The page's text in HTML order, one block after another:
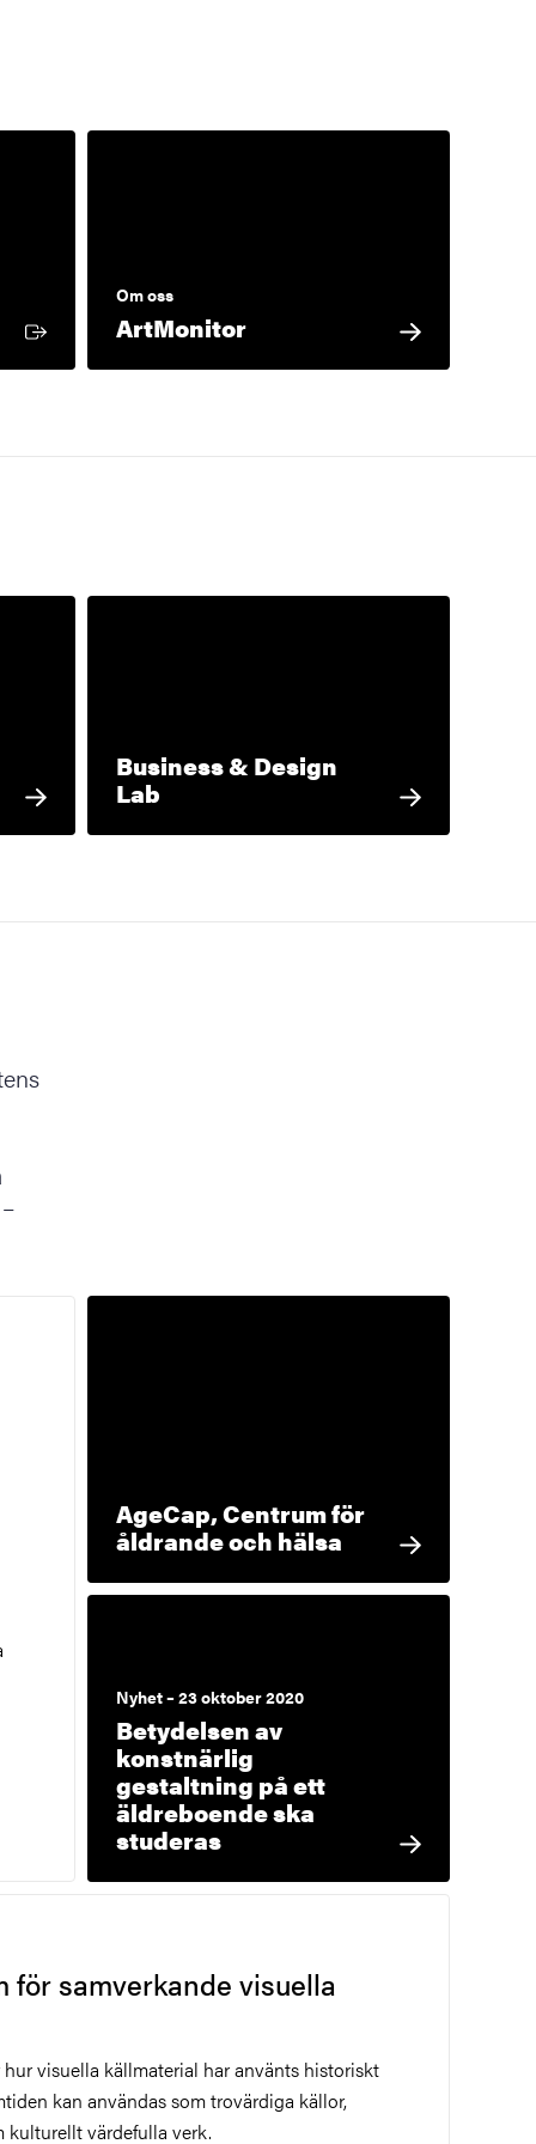
Om oss
ArtMonitor
Business & Design
Lab
AgeCap, Centrum för
åldrande och hälsa
Nyhet – 23 oktober 2020
Betydelsen av
konstnärlig
gestaltning på ett
äldreboende ska
studeras
för samverkande visuella
visuella källmaterial har använts historiskt
kan användas som trovärdiga källor,
kulturellt värdefulla verk.